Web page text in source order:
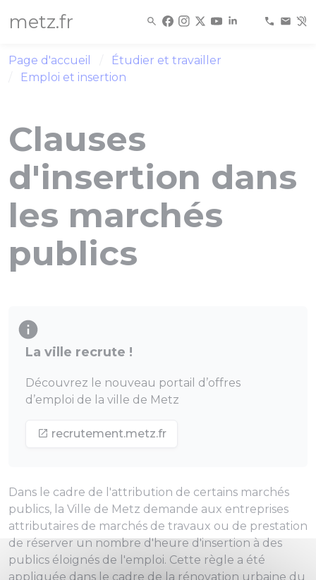
metz.fr
Page d'accueil
Étudier et travailler
Emploi et insertion
Clauses
d'insertion dans
les marchés
publics
La ville recrute !
Découvrez le nouveau portail d’offres
d’emploi de la ville de Metz
recrutement.metz.fr
Dans le cadre de l'attribution de certains marchés
publics, la Ville de Metz demande aux entreprises
attributaires de marchés de travaux ou de prestation
de réserver un nombre d'heure d'insertion à des
publics éloignés de l'emploi. Cette règle a été
appliquée dans le cadre de la rénovation urbaine du